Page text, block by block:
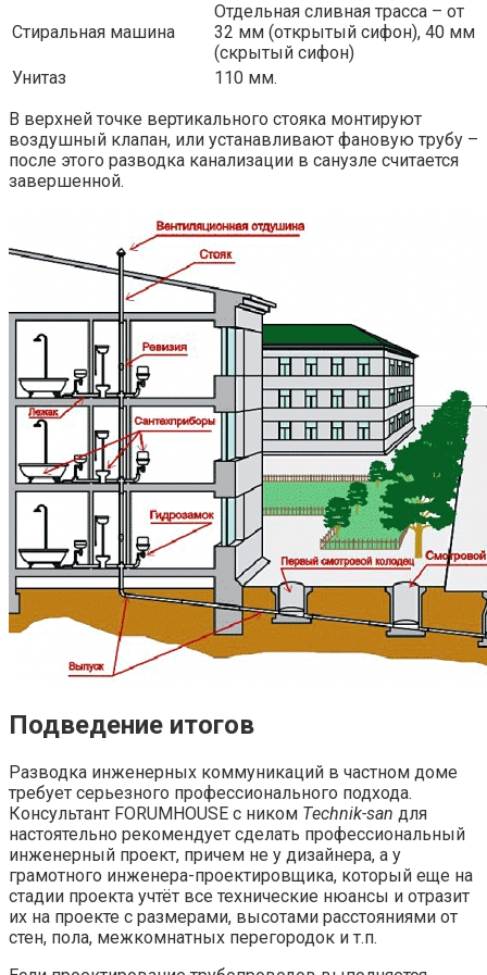
Стиральная машина
Отдельная сливная трасса – от
32 мм (открытый сифон), 40 мм
(скрытый сифон)
Унитаз
110 мм.
В верхней точке вертикального стояка монтируют
воздушный клапан, или устанавливают фановую трубу –
после этого разводка канализации в санузле считается
завершенной.
Подведение итогов
Разводка инженерных коммуникаций в частном доме
требует серьезного профессионального подхода.
Консультант FORUMHOUSE с ником Тechnik-san для
настоятельно рекомендует сделать профессиональный
инженерный проект, причем не у дизайнера, а у
грамотного инженера-проектировщика, который еще на
стадии проекта учтёт все технические нюансы и отразит
их на проекте с размерами, высотами расстояниями от
стен, пола, межкомнатных перегородок и т.п.